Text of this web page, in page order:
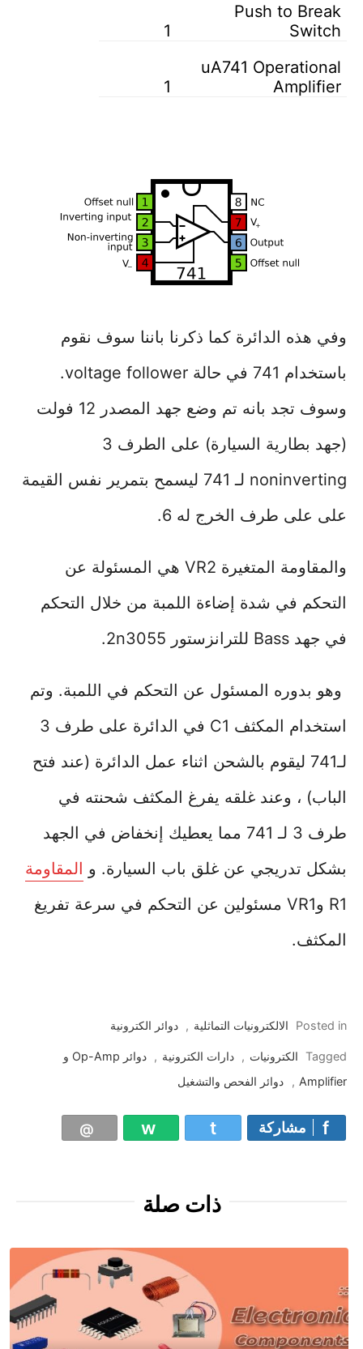
Push to Break
Switch
1
uA741 Operational
Amplifier
1
وفي هذه الدائرة كما ذكرنا باننا سوف نقوم
باستخدام 741 في حالة voltage follower.
وسوف تجد بانه تم وضع جهد المصدر 12 فولت
(جهد بطارية السيارة) على الطرف 3
noninverting لـ 741 ليسمح بتمرير نفس القيمة
على على طرف الخرج له 6.
والمقاومة المتغيرة VR2 هي المسئولة عن
التحكم في شدة إضاءة اللمبة من خلال التحكم
في جهد Bass للترانزستور 2n3055.
وهو بدوره المسئول عن التحكم في اللمبة. وتم
استخدام المكثف C1 في الدائرة على طرف 3
لـ741 ليقوم بالشحن اثناء عمل الدائرة (عند فتح
الباب) ، وعند غلقه يفرغ المكثف شحنته في
طرف 3 لـ 741 مما يعطيك إنخفاض في الجهد
بشكل تدريجي عن غلق باب السيارة. و المقاومة
R1 وVR1 مسئولين عن التحكم في سرعة تفريغ
المكثف.
Posted in الالكترونيات التماثلية , دوائر الكترونية
Tagged الكترونيات , دارات الكترونية ,
دوائر Op-Amp و
Amplifier
, دوائر الفحص والتشغيل
مشاركة
ذات صلة